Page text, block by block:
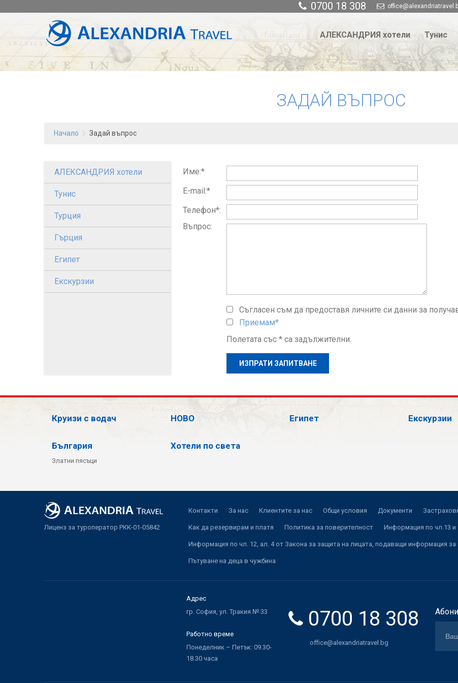
0700 18 308
АЛЕКСАНДРИЯ хотели Тунис
ЗАДАЙ ВЪПРОС
Начало Задай въпрос
АЛЕКСАНДРИЯ хотели
Тунис
Турция
Гърция
Египет
Екскурзии
Име:*
E-mail:*
Телефон*:
Въпрос:
Съгласен съм да предоставя личните си данни за
Приемам*
Полетата със * са задължителни.
Круизи с водач НОВО Египет Екскурзии
България
Златни пясъци
Хотели по света
Лиценз за туроператор РКК-01-05842
Контакти За нас Клиентите за нас Общи условия Документи
Как да резервирам и платя Политика за поверителност Информация по чл.13 и
Информация по чл. 12, ал. 4 от Закона за защита на лицата, подаващи информация за
Пътуване на деца в чужбина
Адрес
гр. София, ул. Тракия № 33
Работно време
Понеделник – Петък: 09.30-
18.30 часа
0700 18 308
office@alexandriatravel.bg